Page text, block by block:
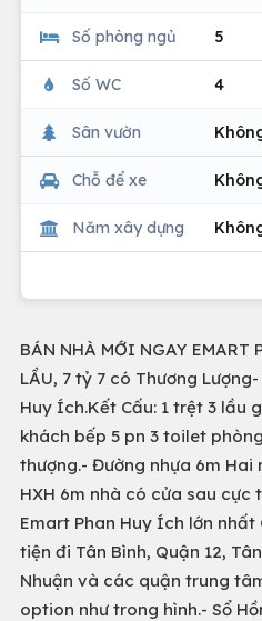
Số phòng ngủ 5
Số WC 4
Sân vườn
Chỗ để xe
Năm xây dựng
BÁN NHÀ MỚI NGAY EMART
LẦU, 7 tỷ 7 có Thương
Huy Ích.Kết Cấu: 1 trệt 3 lầu
khách bếp 5 pn 3 toilet
thượng.- Đường nhựa 6m
HXH 6m nhà có cửa sau cực
Emart Phan Huy Ích lớn nhất
tiện đi Tân Bình, Quận 12,
Nhuận và các quận trung
option như trong hình.- Sổ